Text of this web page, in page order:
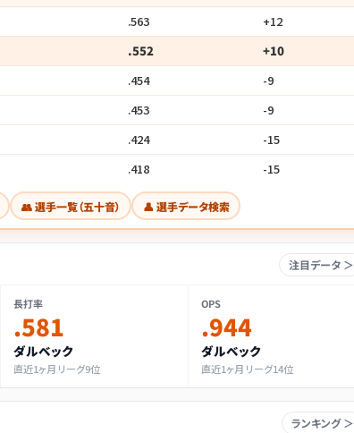
.563
+12
.552
+10
.454
-9
.453
-9
.424
-15
.418 -15
👥 選手一覧（五十音） 👤 選手データ検索
注目データ ＞
長打率
.581
ダルベック
直近1ヶ月 リーグ9位
OPS
.944
ダルベック
直近1ヶ月 リーグ14位
ランキング ＞